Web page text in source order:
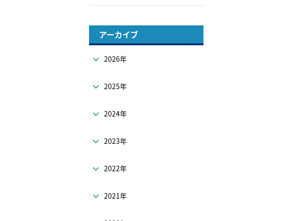
アーカイブ
2026年
2025年
2024年
2023年
2022年
2021年